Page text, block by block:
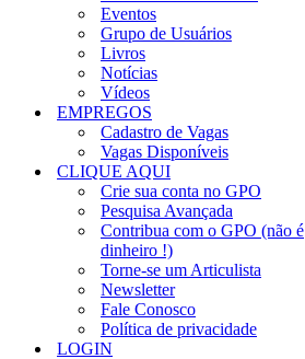
Eventos
Grupo de Usuários
Livros
Notícias
Vídeos
EMPREGOS
Cadastro de Vagas
Vagas Disponíveis
CLIQUE AQUI
Crie sua conta no GPO
Pesquisa Avançada
Contribua com o GPO (não é
dinheiro !)
Torne-se um Articulista
Newsletter
Fale Conosco
Política de privacidade
LOGIN